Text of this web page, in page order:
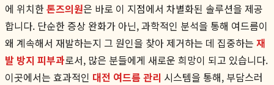
에 위치한톤즈의원은 바로 이 지점에서 차별화된 솔루션을 제공
합니다. 단순한 증상 완화가 아닌, 과학적인 분석을 통해 여드름이
왜 계속해서 재발하는지 그 원인을 찾아 제거하는 데 집중하는 재
발 방지 피부과로서, 많은 분들에게 새로운 희망이 되고 있습니다.
이곳에서는 효과적인 대전 여드름 관리 시스템을 통해, 부담스러